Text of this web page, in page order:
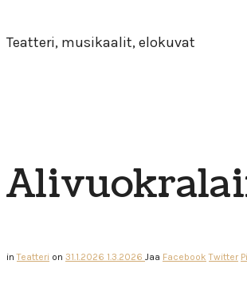
Teatro
Teatteri, musikaalit, elokuvat
inTeatteri on 31.1.2026 1.3.2026 Jaa Facebook Twitter